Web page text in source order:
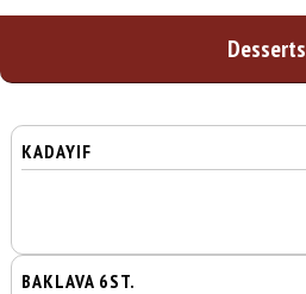
Desserts
KADAYIF
BAKLAVA 6ST.